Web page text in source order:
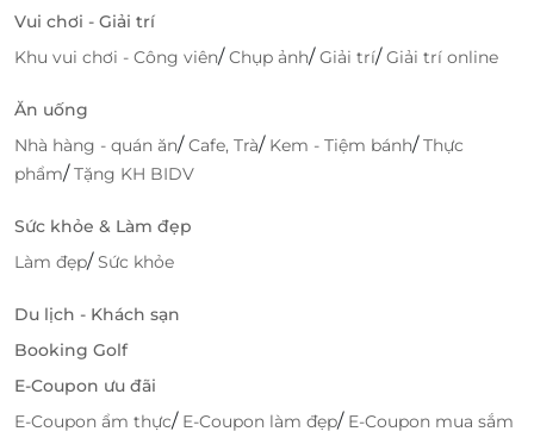
Vui chơi - Giải trí
Khu vui chơi - Công viên/Chụp ảnh/Giải trí/Giải trí online
Ăn uống
Nhà hàng - quán ăn/Cafe, Trà/ Kem - Tiệm bánh/Thực
phẩm/Tặng KH BIDV
Sức khỏe & Làm đẹp
Làm đẹp/Sức khỏe
Du lịch - Khách sạn
Booking Golf
E-Coupon ưu đãi
E-Coupon ẩm thực/ E-Coupon làm đẹp/ E-Coupon mua sắm